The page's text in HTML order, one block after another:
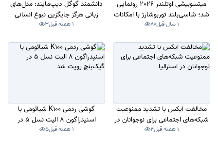
میتسوبیشی اوتلندر 2026 رونمایی
شد؛ شاسی‌بلند توربوشارژ با امکانات
رفاهی متعدد1 سال قبل 80
دانشمند گوگل دیپ‌مایند: مدل‌های
زبانی هرگز جایگزین نبوغ انسانی
نخواهند شد 1 هفته قبل 3
مخالفت ایکس با تشدید ممنوعیت
شبکه‌های اجتماعی برای نوجوانان در
استرالیا
1 هفته قبل 4
گوشی ردمی K100 شیائومی با
اسنپدراگون 8 الیت نسل 5 در
گیک‌بنچ رویت شد
1 هفته قبل 5